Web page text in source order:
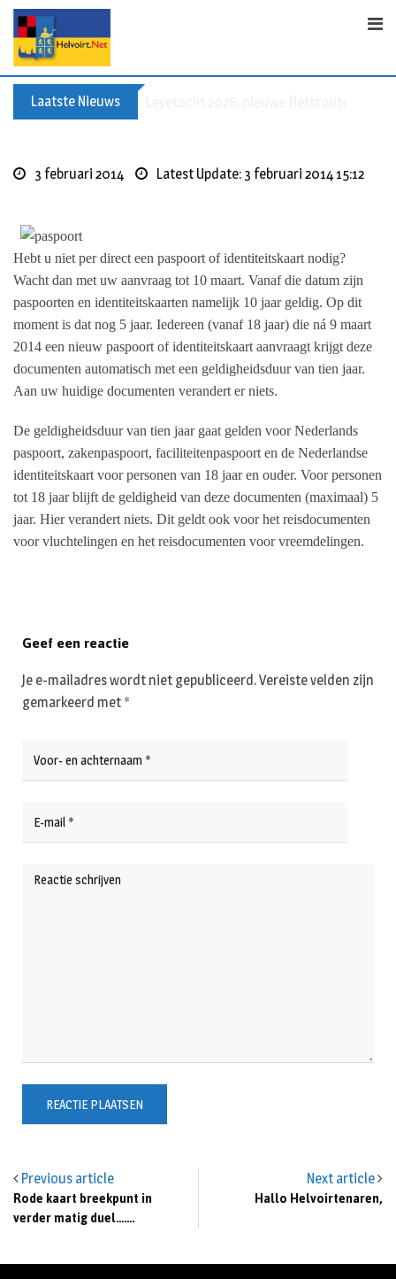
Skip
content
Laatste Nieuws
3 februari 2014 Latest Update: 3 februari 2014 15:12
Hebt u niet per direct een paspoort of identiteitskaart nodig?
Wacht dan met uw aanvraag tot 10 maart. Vanaf die datum zijn
paspoorten en identiteitskaarten namelijk 10 jaar geldig. Op dit
moment is dat nog 5 jaar. Iedereen (vanaf 18 jaar) die ná 9 maart
2014 een nieuw paspoort of identiteitskaart aanvraagt krijgt deze
documenten automatisch met een geldigheidsduur van tien jaar.
Aan uw huidige documenten verandert er niets.
De geldigheidsduur van tien jaar gaat gelden voor Nederlands
paspoort, zakenpaspoort, faciliteitenpaspoort en de Nederlandse
identiteitskaart voor personen van 18 jaar en ouder. Voor personen
tot 18 jaar blijft de geldigheid van deze documenten (maximaal) 5
jaar. Hier verandert niets. Dit geldt ook voor het reisdocumenten
voor vluchtelingen en het reisdocumenten voor vreemdelingen.
Previous article
Rode kaart breekpunt in
verder matig duel…….
Next article
Hallo Helvoirtenaren,
Geef een reactie
Je e-mailadres wordt niet gepubliceerd.Vereiste velden zijn
gemarkeerd met *